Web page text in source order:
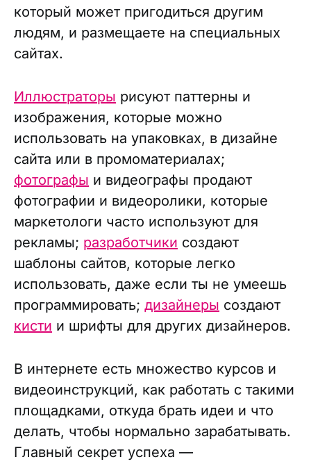
который может пригодиться другим
людям, и размещаете на специальных
сайтах.
Иллюстраторы рисуют паттерны и
изображения, которые можно
использовать на упаковках, в дизайне
сайта или в промоматериалах;
фотографы и видеографы продают
фотографии и видеоролики, которые
маркетологи часто используют для
рекламы; разработчики создают
шаблоны сайтов, которые легко
использовать, даже если ты не умеешь
программировать; дизайнеры создают
кисти и шрифты для других дизайнеров.
В интернете есть множество курсов и
видеоинструкций, как работать с такими
площадками, откуда брать идеи и что
делать, чтобы нормально зарабатывать.
Главный секрет успеха —